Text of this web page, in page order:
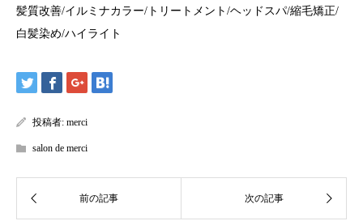
髪質改善/イルミナカラー/ トリートメント /ヘッドスパ/縮毛矯正/
白髪染め/ハイライト
投稿者: merci
salon de merci